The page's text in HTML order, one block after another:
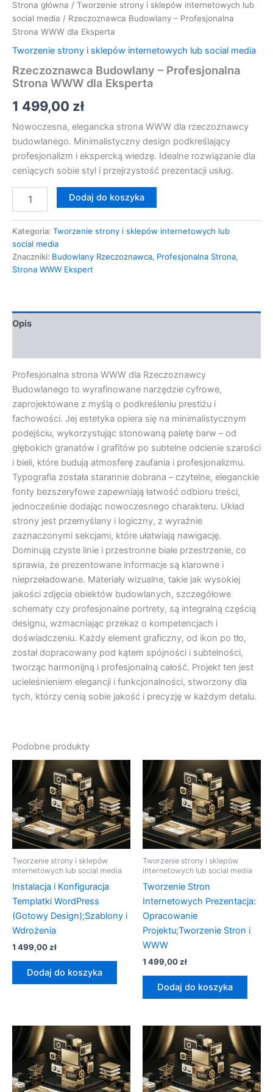
Strona główna / Tworzenie strony i sklepów internetowych lub
social media / Rzeczoznawca Budowlany – Profesjonalna
Strona WWW dla Eksperta
Tworzenie strony i sklepów internetowych lub social media
Rzeczoznawca Budowlany – Profesjonalna
Strona WWW dla Eksperta
1 499,00 zł
Nowoczesna, elegancka strona WWW dla rzeczoznawcy
budowlanego. Minimalistyczny design podkreślający
profesjonalizm i ekspercką wiedzę. Idealne rozwiązanie dla
ceniących sobie styl i przejrzystość prezentacji usług.
Dodaj do koszyka
Kategoria: Tworzenie strony i sklepów internetowych lub
social media
Znaczniki: Budowlany Rzeczoznawca, Profesjonalna Strona,
Strona WWW Ekspert
Opis
Profesjonalna strona WWW dla Rzeczoznawcy
Budowlanego to wyrafinowane narzędzie cyfrowe,
zaprojektowane z myślą o podkreśleniu prestiżu i
fachowości. Jej estetyka opiera się na minimalistycznym
podejściu, wykorzystując stonowaną paletę barw – od
głębokich granatów i grafitów po subtelne odcienie szarości
i bieli, które budują atmosferę zaufania i profesjonalizmu.
Typografia została starannie dobrana – czytelne, eleganckie
fonty bezszeryfowe zapewniają łatwość odbioru treści,
jednocześnie dodając nowoczesnego charakteru. Układ
strony jest przemyślany i logiczny, z wyraźnie
zaznaczonymi sekcjami, które ułatwiają nawigację.
Dominują czyste linie i przestronne białe przestrzenie, co
sprawia, że prezentowane informacje są klarowne i
nieprzeładowane. Materiały wizualne, takie jak wysokiej
jakości zdjęcia obiektów budowlanych, szczegółowe
schematy czy profesjonalne portrety, są integralną częścią
designu, wzmacniając przekaz o kompetencjach i
doświadczeniu. Każdy element graficzny, od ikon po tło,
został dopracowany pod kątem spójności i subtelności,
tworząc harmonijną i profesjonalną całość. Projekt ten jest
ucieleśnieniem elegancji i funkcjonalności, stworzony dla
tych, którzy cenią sobie jakość i precyzję w każdym detalu.
Podobne produkty
Tworzenie strony i sklepów
internetowych lub social media
Instalacja i Konfiguracja
Templatki WordPress
(Gotowy Design);Szablony i
Wdrożenia
1 499,00zł
Dodaj do koszyka
Tworzenie strony i sklepów
internetowych lub social media
Tworzenie Stron
Internetowych Prezentacja:
Opracowanie
Projektu;Tworzenie Stron i
WWW
1 499,00zł
Dodaj do koszyka